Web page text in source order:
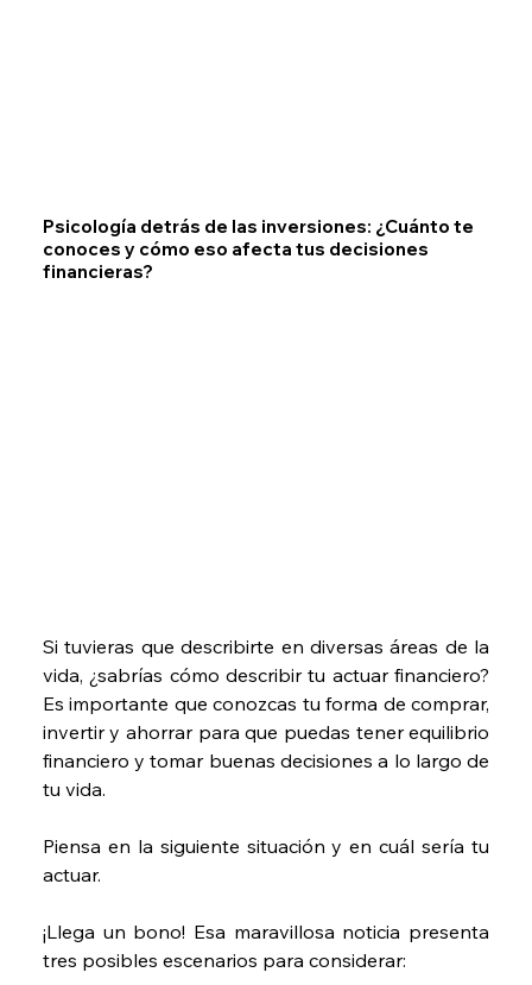
Psicología detrás de las inversiones: ¿Cuánto te
conoces y cómo eso afecta tus decisiones
financieras?
Si tuvieras que describirte en diversas áreas de la
vida, ¿sabrías cómo describir tu actuar financiero?
Es importante que conozcas tu forma de comprar,
invertir y ahorrar para que puedas tener equilibrio
financiero y tomar buenas decisiones a lo largo de
tu vida.
Piensa en la siguiente situación y en cuál sería tu
actuar.
¡Llega un bono! Esa maravillosa noticia presenta
tres posibles escenarios para considerar: